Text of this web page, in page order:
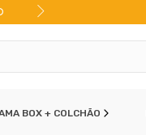
BOX + COLCHÃO